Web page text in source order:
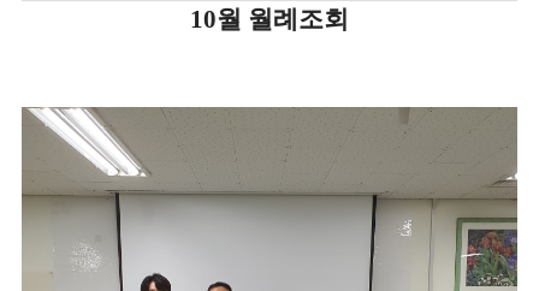
10월 월례조회